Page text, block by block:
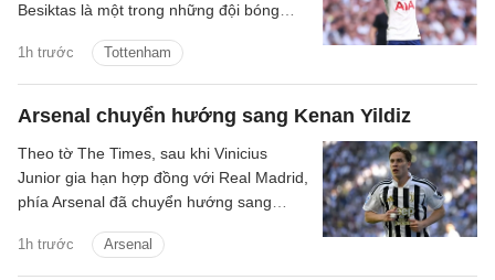
1h trước Tottenham
Besiktas là một trong những đội bóng
Arsenal chuyển hướng sang Kenan Yildiz
1h trước Arsenal
Theo tờ The Times, sau khi Vinicius
Junior gia hạn hợp đồng với Real Madrid,
phía Arsenal đã chuyển hướng sang